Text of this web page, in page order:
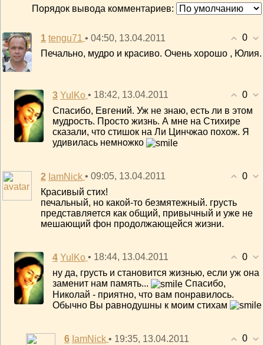
Порядок вывода комментариев:
0
1 tengu71 • 04:50, 13.04.2011
Печально, мудро и красиво. Очень хорошо , Юлия.
0
3 YulKo • 18:42, 13.04.2011
Спасибо, Евгений. Уж не знаю, есть ли в этом
мудрость. Просто жизнь. А мне на Стихире
сказали, что стишок на Ли Цинчжао похож. Я
удивилась немножко
0
2 IamNick • 09:05, 13.04.2011
Красивый стих!
печальный, но какой-то безмятежный. грусть
представляется как общий, привычный и уже не
мешающий фон продолжающейся жизни.
0
4 YulKo • 18:44, 13.04.2011
ну да, грусть и становится жизнью, если уж она
заменит нам память...
Спасибо,
Николай - приятно, что вам понравилось.
Обычно Вы равнодушны к моим стихам
0
6 IamNick • 19:35, 13.04.2011